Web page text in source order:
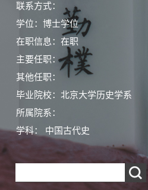
联系方式：
学位：博士学位
在职信息：在职
主要任职：
其他任职：
毕业院校：北京大学历史学系
所属院系：
学科： 中国古代史